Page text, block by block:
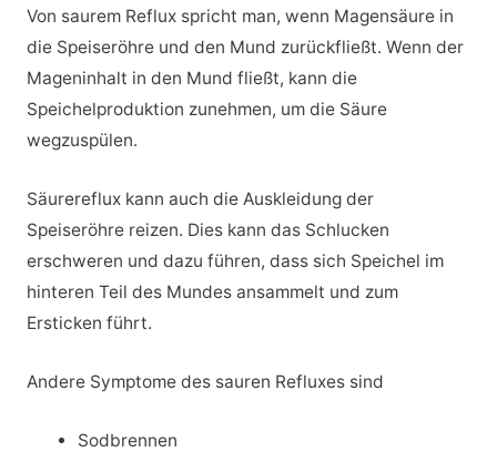
Von saurem Reflux spricht man, wenn Magensäure in
die Speiseröhre und den Mund zurückfließt. Wenn der
Mageninhalt in den Mund fließt, kann die
Speichelproduktion zunehmen, um die Säure
wegzuspülen.
Säurereflux kann auch die Auskleidung der
Speiseröhre reizen. Dies kann das Schlucken
erschweren und dazu führen, dass sich Speichel im
hinteren Teil des Mundes ansammelt und zum
Ersticken führt.
Andere Symptome des sauren Refluxes sind
Sodbrennen